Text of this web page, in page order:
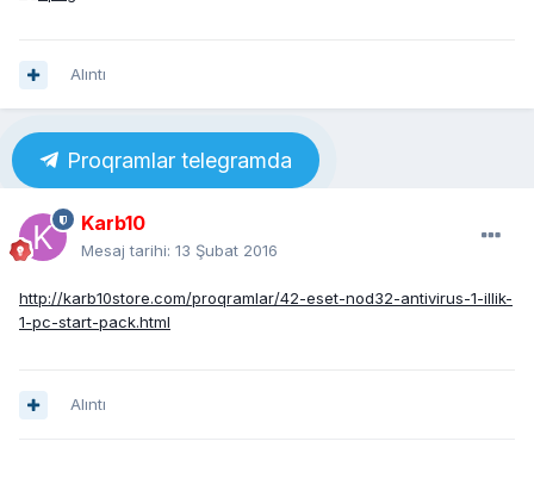
Alıntı
Proqramlar telegramda
Karb10
Mesaj tarihi: 13 Şubat 2016
http://karb10store.com/proqramlar/42-eset-nod32-antivirus-1-illik-
1-pc-start-pack.html
Alıntı